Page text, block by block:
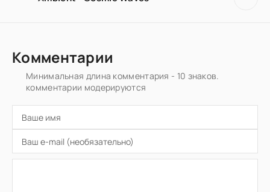
Комментарии
Минимальная длина комментария - 10 знаков.
комментарии модерируются